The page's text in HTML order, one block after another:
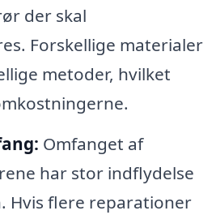
der skal
Forskellige materialer
metoder, hvilket
Omfanget af
har stor indflydelse
Hvis flere reparationer